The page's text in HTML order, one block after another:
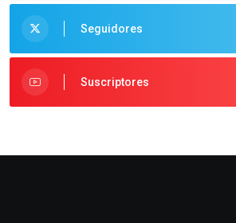
Seguidores
Suscriptores